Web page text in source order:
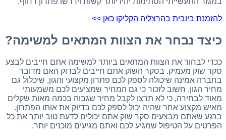
להזמנת ביובית בהרצליה הקליקו כאן >>
כיצד נבחר את הצוות המתאים למשימה?
ככדי לבחור את הצוות המתאים ביותר למשימה אתם חייבים לבצע
סקר שוק מעמיק. בסקר השוק אתם חייבים לבדוק האם מדובר
בחברה אמינה שיכולה לספק לכם פתרון מקצועי והגון, שיכלול גם
מחיר הגון. חשוב לזכור כי גם המחיר שמציעים לכם משמעותי
מאוד לבחירה, כי לא תרצו לקבל מחיר שגבוה בכמה מאות שקלים
מאיש מקצוע אחר שהיה יכול לספק לכם בדיוק את אותו הפתרון.
ברגע שאתם מבצעים סקר שוק אתם יכולים לדעת טוב יותר את כל
הפרטים על הטיפול שמגיע לכם ואתם מגיעים מוכנים יותר.